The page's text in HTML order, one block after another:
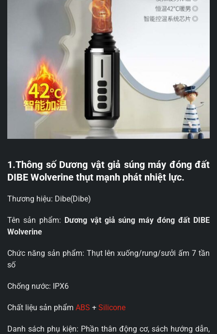
1.Thông số Dương vật giả súng máy đóng đất
DIBE Wolverine thụt mạnh phát nhiệt lực.
Thương hiệu: Dibe(Dibe)
Tên sản phẩm: Dương vật giả súng máy đóng đất DIBE
Wolverine
Chức năng sản phẩm: Thụt lên xuống/rung/sưởi ấm 7 tần
số
Chống nước: IPX6
Chất liệu sản phẩm ABS + Silicone
Danh sách phụ kiện: Phần thân động cơ, sách hướng dẫn,